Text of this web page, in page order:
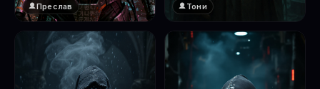
❤️
Преслав Тони